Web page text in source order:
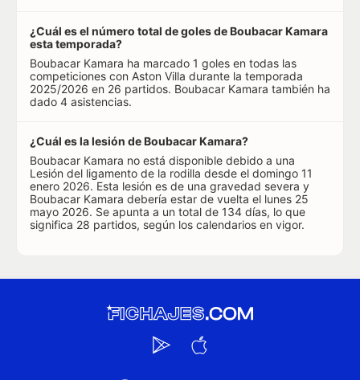
¿Cuál es el número total de goles de Boubacar Kamara
esta temporada?
Boubacar Kamara ha marcado 1 goles en todas las
competiciones con Aston Villa durante la temporada
2025/2026 en 26 partidos. Boubacar Kamara también ha
dado 4 asistencias.
¿Cuál es la lesión de Boubacar Kamara?
Boubacar Kamara no está disponible debido a una
Lesión del ligamento de la rodilla desde el domingo 11
enero 2026. Esta lesión es de una gravedad severa y
Boubacar Kamara debería estar de vuelta el lunes 25
mayo 2026. Se apunta a un total de 134 días, lo que
significa 28 partidos, según los calendarios en vigor.